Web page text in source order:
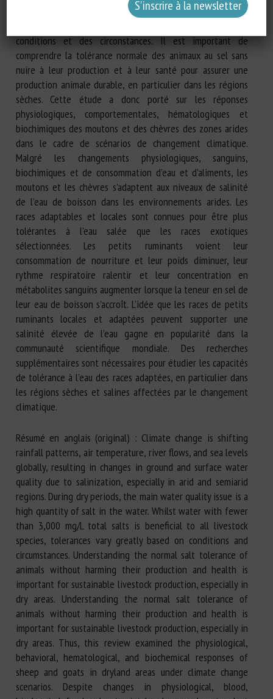
totaux soit bénéfique pour toutes les espèces de bétail, les
conditions et des circonstances. Il est important de
comprendre la tolérance normale des animaux au sel sans
nuire à leur production et à leur santé pour assurer une
production animale durable, en particulier dans les régions
sèches. Cette étude a donc porté sur les réponses
physiologiques, comportementales, hématologiques et
biochimiques des moutons et des chèvres des zones arides
dans le cadre de scénarios de changement climatique.
Malgré les changements physiologiques, sanguins,
biochimiques et de consommation d’eau et d’aliments, les
moutons et les chèvres s’adaptent aux niveaux de salinité
de l’eau de boisson dans les environnements arides. Les
races adaptables et locales sont connues pour être plus
tolérantes à l’eau salée que les races exotiques
sélectionnées. Les petits ruminants voient leur
consommation de nourriture et leur poids diminuer, leur
rythme respiratoire ralentir et leur concentration en
métabolites sanguins augmenter lorsque la teneur en sel de
leur eau de boisson s’accroît. L’idée que les races de petits
ruminants locales et adaptées peuvent supporter une
salinité élevée de l’eau gagne en popularité dans la
communauté scientifique mondiale. Des recherches
supplémentaires sont nécessaires pour étudier les capacités
de tolérance à l’eau des races adaptées, en particulier dans
les régions sèches et salines affectées par le changement
climatique.
Résumé en anglais (original) : Climate change is shifting
rainfall patterns, air temperature, river flows, and sea levels
globally, resulting in changes in ground and surface water
quality due to salinization, especially in arid and semiarid
regions. During dry periods, the main water quality issue is a
high quantity of salt in the water. Whilst water with fewer
than 3,000 mg/L total salts is beneficial to all livestock
species, tolerances vary greatly based on conditions and
circumstances. Understanding the normal salt tolerance of
animals without harming their production and health is
important for sustainable livestock production, especially in
dry areas. Understanding the normal salt tolerance of
animals without harming their production and health is
important for sustainable livestock production, especially in
dry areas. Thus, this review examined the physiological,
behavioral, hematological, and biochemical responses of
sheep and goats in dryland areas under climate change
scenarios. Despite changes in physiological, blood,